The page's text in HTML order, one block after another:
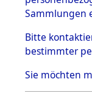
5.3
5.3.1
zu
en
5.3.2
Sammlungen
Bitte
bestimmter
Sie möchten